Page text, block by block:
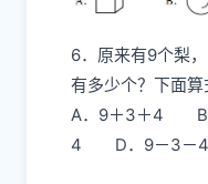
6．原来有9个梨
有多少个？下
A．9＋3＋4 B
4 D．9－3